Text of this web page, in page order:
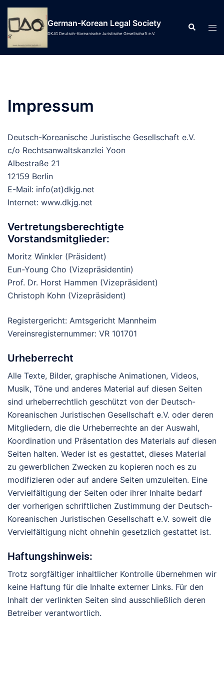
Skip
content
German-Korean Legal Society
DKJG Deutsch-Koreanische Juristische Gesellschaft e.V.
Search
Impressum
Deutsch-Koreanische Juristische Gesellschaft e.V.
c/o Rechtsanwaltskanzlei Yoon
Albestraße 21
12159 Berlin
E-Mail: info(at)dkjg.net
Internet: www.dkjg.net
Vertretungsberechtigte
Vorstandsmitglieder:
Moritz Winkler (Präsident)
Eun-Young Cho (Vizepräsidentin)
Prof. Dr. Horst Hammen (Vizepräsident)
Christoph Kohn (Vizepräsident)
Registergericht: Amtsgericht Mannheim
Vereinsregisternummer: VR 101701
Urheberrecht
Alle Texte, Bilder, graphische Animationen, Videos,
Musik, Töne und anderes Material auf diesen Seiten
sind urheberrechtlich geschützt von der Deutsch-
Koreanischen Juristischen Gesellschaft e.V. oder deren
Mitgliedern, die die Urheberrechte an der Auswahl,
Koordination und Präsentation des Materials auf diesen
Seiten halten. Weder ist es gestattet, dieses Material
zu gewerblichen Zwecken zu kopieren noch es zu
modifizieren oder auf andere Seiten umzuleiten. Eine
Vervielfältigung der Seiten oder ihrer Inhalte bedarf
der vorherigen schriftlichen Zustimmung der Deutsch-
Koreanischen Juristischen Gesellschaft e.V. soweit die
Vervielfältigung nicht ohnehin gesetzlich gestattet ist.
Haftungshinweis:
Trotz sorgfältiger inhaltlicher Kontrolle übernehmen wir
keine Haftung für die Inhalte externer Links. Für den
Inhalt der verlinkten Seiten sind ausschließlich deren
Betreiber verantwortlich.